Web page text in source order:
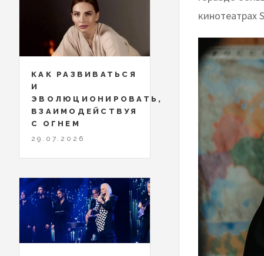
кинотеатрах
КАК РАЗВИВАТЬСЯ
И
ЭВОЛЮЦИОНИРОВАТЬ,
ВЗАИМОДЕЙСТВУЯ
С ОГНЕМ
29.07.2026